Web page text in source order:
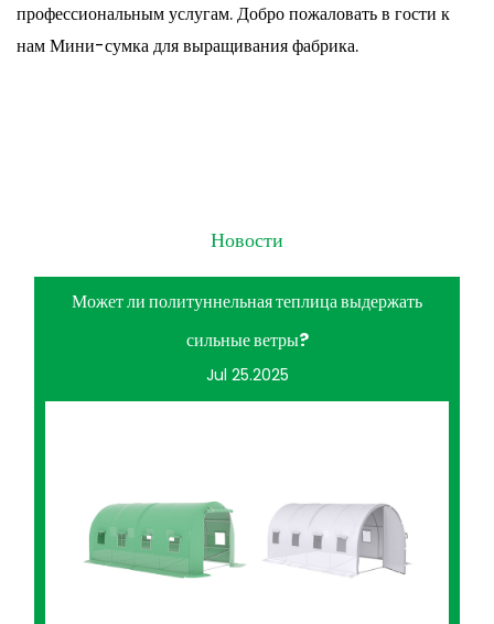
профессиональным услугам. Добро пожаловать в гости к
нам Мини-сумка для выращивания фабрика.
Новости
Может ли политуннельная теплица выдержать
сильные ветры?
Jul 25.2025